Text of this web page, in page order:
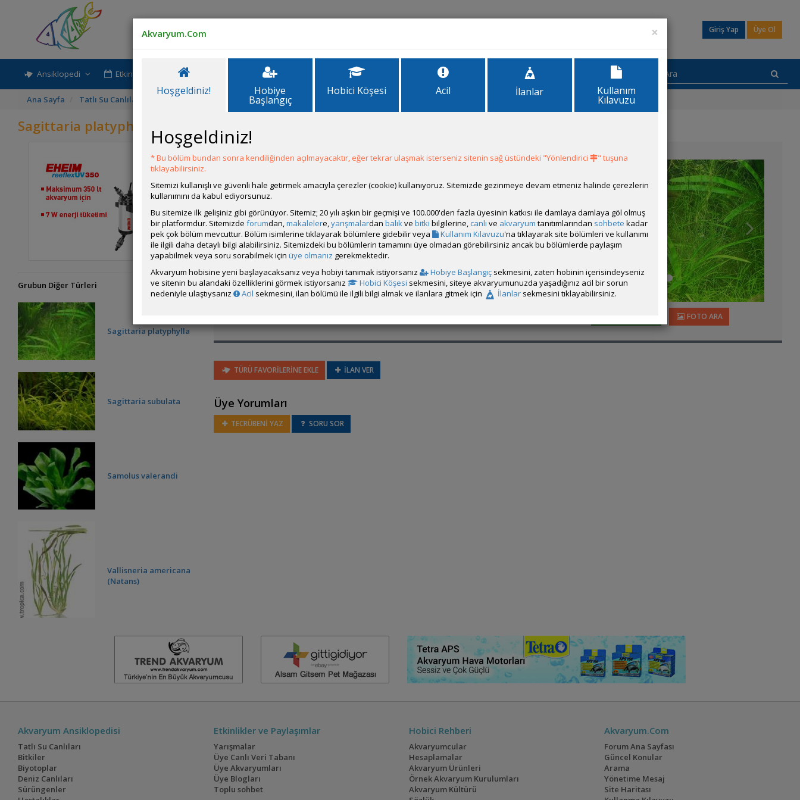
Giriş Yap Üye Ol
Ansiklopedi Etkinlik-Paylaşım İlanlar Forum
Ana Sayfa Tatlı Su Canlıları Sagittaria platyphylla
Sagittaria platyphylla
Grubun Diğer Türleri
Helanthium tenellum
(Echinodorus tenellus,
Pigme Zincir Kılıç)
Hemigraphis colorata
Ophiopogon japonicus
Sagittaria platyphylla
Sagittaria subulata
Samolus valerandi
Vallisneria americana
(Natans)
FOTO ARA
Habitatı ve Anavatanı:Kuzey ve Orta Amerika Uzunluk: 15-40cm Genişlik: 10-25cm
Sıcaklık:
19-26°C Işık İhtiyacı: Düşük-Çok yüksek Su Sertliği Toleransı: Yumuşak-Orta/Sert
Uygun Ph Değeri: 5,5-8 Gelişim Hızı: Orta
Zorluk Seviyesi:2
Genel Bilgiler:Büyük akvaryumlarda orta/ön planda kullanılabilen, bakım gerektirmeyen
ve kolay bulunan bir türdür. Akvaryumda mikro besin azaldığı zaman yaprak rengi
soluklaşır.
TÜRÜ FAVORİLERİNE EKLE İLAN VER
Üye Yorumları
TECRÜBENİ YAZ SORU SOR
Akvaryum Ansiklopedisi
Tatlı Su Canlıları
Bitkiler
Biyotoplar
Deniz Canlıları
Sürüngenler
Etkinlikler ve Paylaşımlar
Yarışmalar
Üye Canlı Veri Tabanı
Üye Akvaryumları
Üye Blogları
Toplu sohbet
Hobici Rehberi
Akvaryumcular
Hesaplamalar
Akvaryum Ürünleri
Örnek Akvaryum Kurulumları
Akvaryum Kültürü
Akvaryum.Com
Forum Ana Sayfası
Güncel Konular
Arama
Yönetime Mesaj
Site Haritası
×
Akvaryum.Com
Hoşgeldiniz! Hobiye
Başlangıç
Hobici Köşesi Acil İlanlar Kullanım
Kılavuzu
Hoşgeldiniz!
* Bu bölüm bundan sonra kendiliğinden açılmayacaktır, eğer tekrar ulaşmak isterseniz sitenin sağ üstündeki "Yönlendirici
" tuşuna
tıklayabilirsiniz.
Sitemizi kullanışlı ve güvenli hale getirmek amacıyla çerezler (cookie) kullanıyoruz. Sitemizde gezinmeye devam etmeniz halinde çerezlerin
kullanımını da kabul ediyorsunuz.
Bu sitemize ilk gelişiniz gibi görünüyor. Sitemiz; 20 yılı aşkın bir geçmişi ve 100.000'den fazla üyesinin katkısı ile damlaya damlaya göl olmuş
bir platformdur. Sitemizde forumdan,makalelere,yarışmalardan balıkve bitki bilgilerine, canlı ve akvaryum tanıtımlarından sohbete kadar
pek çok bölüm mevcuttur. Bölüm isimlerine tıklayarak bölümlere gidebilir veya
Kullanım Kılavuzu'na tıklayarak site bölümleri ve kullanımı
ile ilgili daha detaylı bilgi alabilirsiniz. Sitemizdeki bu bölümlerin tamamını üye olmadan görebilirsiniz ancak bu bölümlerde paylaşım
yapabilmek veya soru sorabilmek için üye olmanız gerekmektedir.
Akvaryum hobisine yeni başlayacaksanız veya hobiyi tanımak istiyorsanız
Hobiye Başlangıç sekmesini, zaten hobinin içerisindeyseniz
ve sitenin bu alandaki özelliklerini görmek istiyorsanız
Hobici Köşesi sekmesini, siteye akvaryumunuzda yaşadığınız acil bir sorun
nedeniyle ulaştıysanız
Acil sekmesini, ilan bölümü ile ilgili bilgi almak ve ilanlara gitmek için İlanlar sekmesini tıklayabilirsiniz.